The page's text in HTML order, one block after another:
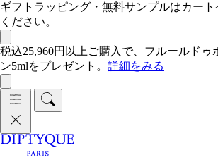
ギフトラッピング・無料サンプルはカー
ください。
税込25,960円以上ご購入で、フルールドゥ
ン5mlをプレゼント。 詳細をみる